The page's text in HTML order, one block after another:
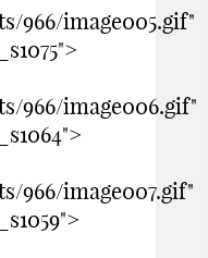
966/image005.gif"
966/image006.gif"
966/image007.gif"